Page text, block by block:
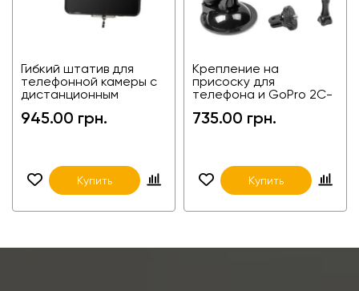
Гибкий штатив для
телефонной камеры с
дистанционным
Bluetooth 2С-GP103E
945.00 грн.
Купить
Крепление на
присоску для
телефона и GoPro 2С-
735.00 грн.
Купить